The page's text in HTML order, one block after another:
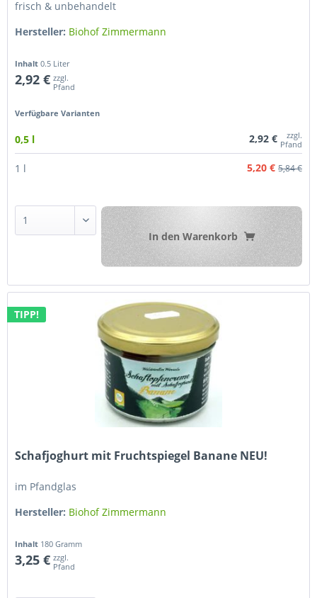
frisch & unbehandelt
Hersteller: Biohof Zimmermann
Inhalt0.5 Liter
2,92 € zzgl.
Pfand
Verfügbare Varianten
0,5 l 2,92 €
zzgl.
Pfand
1 l 5,20 € 5,84 €
In den Warenkorb
TIPP!
Schafjoghurt mit Fruchtspiegel Banane NEU!
im Pfandglas
Hersteller: Biohof Zimmermann
Inhalt 180 Gramm
3,25 € zzgl.
Pfand